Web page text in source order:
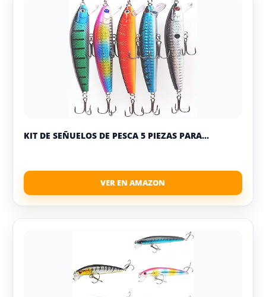
KIT DE SEÑUELOS DE PESCA 5 PIEZAS PARA...